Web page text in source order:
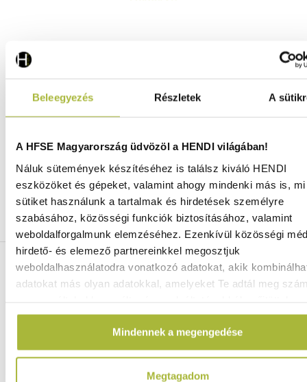
Beleegyezés Részletek A
A HFSE Magyarország üdvözöl a HENDI világában!
Náluk sütemények készítéséhez is találsz kiváló HENDI
eszközöket és gépeket, valamint ahogy mindenki más is,
sütiket használunk a tartalmak és hirdetések személyre
szabásához, közösségi funkciók biztosításához, valamint
weboldalforgalmunk elemzéséhez. Ezenkívül közösségi
hirdető- és elemező partnereinkkel megosztjuk
weboldalhasználatodra vonatkozó adatokat, akik
adatokat más olyan adatokkal, amelyeket Te adtál meg
Mindennek a megengedése
Megtagadom
Ingyenes szállítás 25 000 Ft felett
Szállítás akár 1 munkanapon belül
Mindig a legkedvezőbb HENDI árak
Több mint 2000 termék raktáron
ELÉRHETŐSÉGEINK
info@hfse.hu